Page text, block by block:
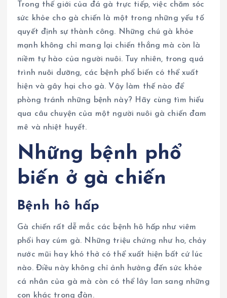
Trong thế giới của đá gà trực tiếp, việc chăm sóc
sức khỏe cho gà chiến là một trong những yếu tố
quyết định sự thành công. Những chú gà khỏe
mạnh không chỉ mang lại chiến thắng mà còn là
niềm tự hào của người nuôi. Tuy nhiên, trong quá
trình nuôi dưỡng, các bệnh phổ biến có thể xuất
hiện và gây hại cho gà. Vậy làm thế nào để
phòng tránh những bệnh này? Hãy cùng tìm hiểu
qua câu chuyện của một người nuôi gà chiến đam
mê và nhiệt huyết.
Những bệnh phổ
biến ở gà chiến
Bệnh hô hấp
Gà chiến rất dễ mắc các bệnh hô hấp như viêm
phổi hay cúm gà. Những triệu chứng như ho, chảy
nước mũi hay khó thở có thể xuất hiện bất cứ lúc
nào. Điều này không chỉ ảnh hưởng đến sức khỏe
cá nhân của gà mà còn có thể lây lan sang những
con khác trong đàn.